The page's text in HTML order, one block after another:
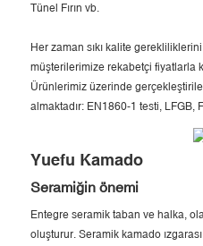
Tünel Fırın vb.
Her zaman sıkı kalite
müşterilerimize rekabetçi fiyatlarla
Ürünlerimiz üzerinde
almaktadır: EN1860-1 testi, LFGB,
Yuefu Kamado
Seramiğin önemi
Entegre seramik taban ve halka,
oluşturur. Seramik kamado